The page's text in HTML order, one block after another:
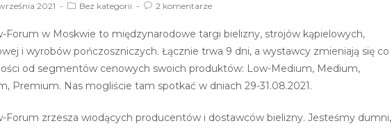
2021 Bez kategorii 2 komentarze
Forum w Moskwie to międzynarodowe targi bielizny, strojów kąpielowych,
i wyrobów pończoszniczych. Łącznie trwa 9 dni, a wystawcy zmieniają się co
od segmentów cenowych swoich produktów: Low-Medium, Medium,
Premium. Nas mogliście tam spotkać w dniach 29-31.08.2021.
Forum zrzesza wiodących producentów i dostawców bielizny. Jesteśmy dumni,